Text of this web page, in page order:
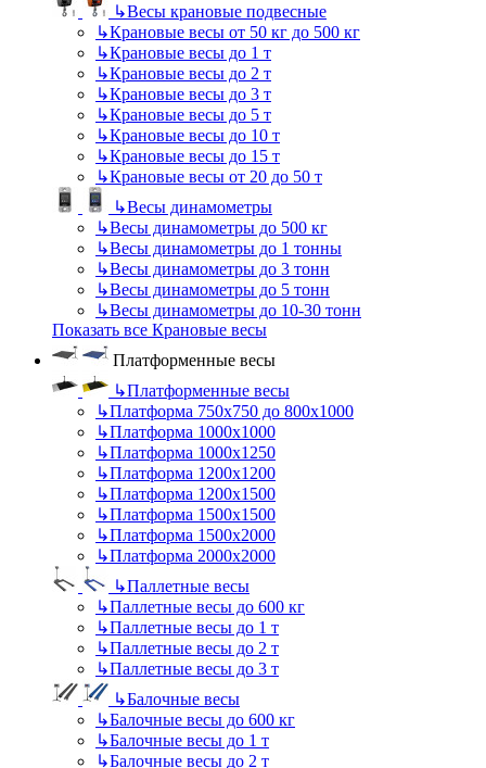
↳Весы крановые подвесные
↳Крановые весы от 50 кг до 500 кг
↳Крановые весы до 1 т
↳Крановые весы до 2 т
↳Крановые весы до 3 т
↳Крановые весы до 5 т
↳Крановые весы до 10 т
↳Крановые весы до 15 т
↳Крановые весы от 20 до 50 т
↳Весы динамометры
↳Весы динамометры до 500 кг
↳Весы динамометры до 1 тонны
↳Весы динамометры до 3 тонн
↳Весы динамометры до 5 тонн
↳Весы динамометры до 10-30 тонн
Показать все Крановые весы
Платформенные весы
↳Платформенные весы
↳Платформа 750х750 до 800х1000
↳Платформа 1000х1000
↳Платформа 1000х1250
↳Платформа 1200х1200
↳Платформа 1200х1500
↳Платформа 1500х1500
↳Платформа 1500х2000
↳Платформа 2000х2000
↳Паллетные весы
↳Паллетные весы до 600 кг
↳Паллетные весы до 1 т
↳Паллетные весы до 2 т
↳Паллетные весы до 3 т
↳Балочные весы
↳Балочные весы до 600 кг
↳Балочные весы до 1 т
↳Балочные весы до 2 т